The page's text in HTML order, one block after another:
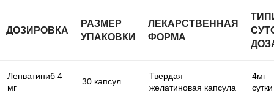
ДОЗИРОВКА
РАЗМЕР
УПАКОВКИ
ЛЕКАРСТВЕННАЯ
ФОРМА
Ленватиниб 4
мг
30 капсул
Твердая
желатиновая капсула
4мг
сутки